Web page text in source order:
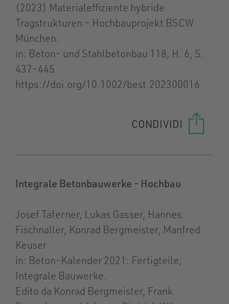
(2023) Materialeffiziente hybride
Tragstrukturen – Hochbauprojekt BSCW
München.
in: Beton- und Stahlbetonbau 118, H. 6, S.
437–445.
https://doi.org/10.1002/best.202300016
CONDIVIDI
Integrale Betonbauwerke - Hochbau
Josef Taferner, Lukas Gasser, Hannes
Fischnaller, Konrad Bergmeister, Manfred
Keuser
in: Beton-Kalender 2021: Fertigteile;
Integrale Bauwerke.
Edito da Konrad Bergmeister, Frank